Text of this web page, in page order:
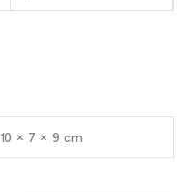
10 × 7 × 9 cm